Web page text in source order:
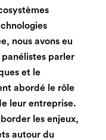
nous avons eu
panélistes parler
et le
abordé le rôle
leur entreprise.
les enjeux,
autour du